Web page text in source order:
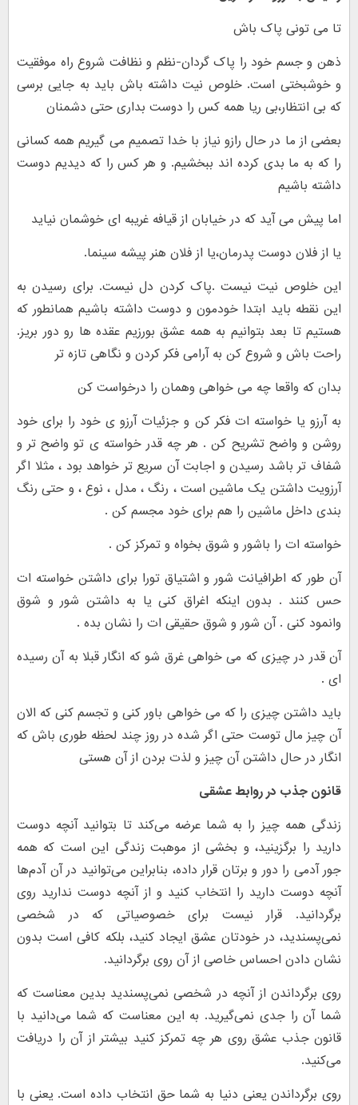
تا می تونی پاک باش
ذهن و جسم خود را پاک گردان-نظم و نظافت شروع راه موفقیت
و خوشبختی است. خلوص نیت داشته باش باید به جایی برسی
که بی انتظار،بی ریا همه کس را دوست بداری حتی دشمنان
بعضی از ما در حال رازو نیاز با خدا تصمیم می گیریم همه کسانی
را که به ما بدی کرده اند ببخشیم. و هر کس را که دیدیم دوست
داشته باشیم
اما پیش می آید که در خیابان از قیافه غریبه ای خوشمان نیاید
یا از فلان دوست پدرمان،یا از فلان هنر پیشه سینما.
این خلوص نیت نیست .پاک کردن دل نیست. برای رسیدن به
این نقطه باید ابتدا خودمون و دوست داشته باشیم همانطور که
هستیم تا بعد بتوانیم به همه عشق بورزیم عقده ها رو دور بریز.
راحت باش و شروع کن به آرامی فکر کردن و نگاهی تازه تر
بدان که واقعا چه می خواهی وهمان را درخواست کن
به آرزو یا خواسته ات فکر کن و جزئیات آرزو ی خود را برای خود
روشن و واضح تشریح کن . هر چه قدر خواسته ی تو واضح تر و
شفاف تر باشد رسیدن و اجابت آن سریع تر خواهد بود ، مثلا اگر
آرزویت داشتن یک ماشین است ، رنگ ، مدل ، نوع ، و حتی رنگ
بندی داخل ماشین را هم برای خود مجسم کن .
خواسته ات را باشور و شوق بخواه و تمرکز کن .
آن طور که اطرافیانت شور و اشتیاق تورا برای داشتن خواسته ات
حس کنند . بدون اینکه اغراق کنی یا به داشتن شور و شوق
وانمود کنی . آن شور و شوق حقیقی ات را نشان بده .
آن قدر در چیزی که می خواهی غرق شو که انگار قبلا به آن رسیده
ای .
باید داشتن چیزی را که می خواهی باور کنی و تجسم کنی که الان
آن چیز مال توست حتی اگر شده در روز چند لحظه طوری باش که
انگار در حال داشتن آن چیز و لذت بردن از آن هستی
قانون جذب در روابط عشقی
زندگی همه چیز را به شما عرضه می‌کند تا بتوانید آنچه دوست
دارید را برگزینید، و بخشی از موهبت زندگی این است که همه
جور آدمی را دور و برتان قرار داده، بنابراین می‌توانید در آن آدم‌ها
آنچه دوست دارید را انتخاب کنید و از آنچه دوست ندارید روی
برگردانید. قرار نیست برای خصوصیاتی که در شخصی
نمی‌پسندید، در خودتان عشق ایجاد کنید، بلکه کافی است بدون
نشان دادن احساس خاصی از آن روی برگردانید.
روی برگرداندن از آنچه در شخصی نمی‌پسندید بدین معناست که
شما آن را جدی نمی‌گیرید. به این معناست که شما می‌دانید با
قانون جذب عشق روی هر چه تمرکز کنید بیشتر از آن را دریافت
می‌کنید.
روی برگرداندن یعنی دنیا به شما حق انتخاب داده است. یعنی با